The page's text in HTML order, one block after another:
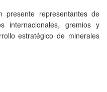
presente representantes de
internacionales, gremios y
estratégico de minerales